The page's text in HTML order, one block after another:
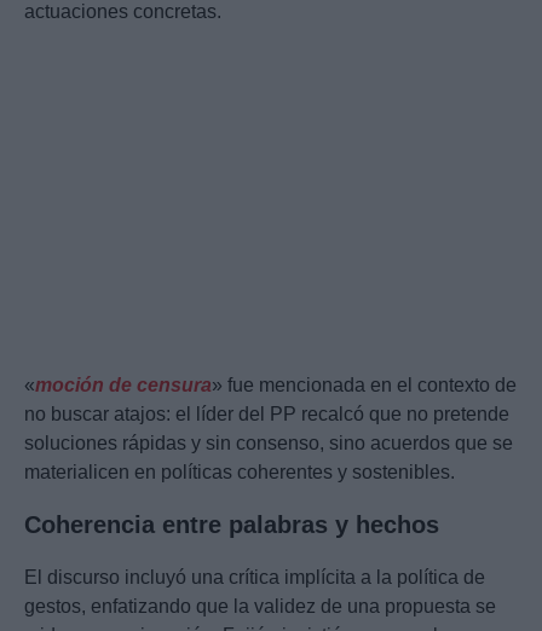
actuaciones concretas.
«moción de censura» fue mencionada en el contexto de
no buscar atajos: el líder del PP recalcó que no pretende
soluciones rápidas y sin consenso, sino acuerdos que se
materialicen en políticas coherentes y sostenibles.
Coherencia entre palabras y hechos
El discurso incluyó una crítica implícita a la política de
gestos, enfatizando que la validez de una propuesta se